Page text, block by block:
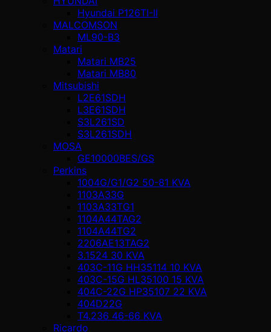
Hyundai P126TI-II
MALCOMSON
ML90-B3
Matari
Matari MB25
Matari MB80
Mitsubishi
L2E61SDH
L3E61SDH
S3L261SD
S3L261SDH
MOSA
GE10000BES/GS
Perkins
1004G/G1/G2 50-81 KVA
1103A33G
1103A33TG1
1104A44TAG2
1104A44TG2
2206AE13TAG2
3.1524 30 KVA
403C-11G HH35114 10 KVA
403C-15G HL35100 15 KVA
404C-22G HP35107 22 KVA
404D22G
T4.236 46-66 KVA
Ricardo